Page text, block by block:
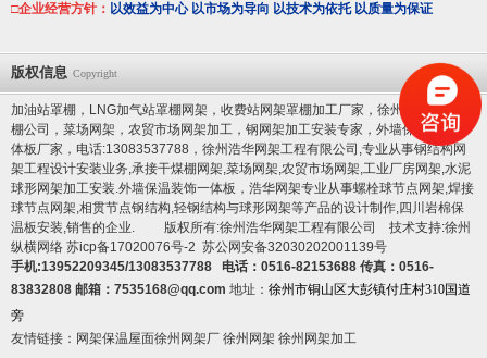
□企业经营方针： 以效益为中心 以市场为导向 以技术为依托 以质量为保证
版权信息 Copyright
加油站罩棚，LNG加气站罩棚网架，收费站网架罩棚加工厂家，徐州浩华网架罩
棚公司，菜场网架，农贸市场网架加工，钢网架加工安装专家， 外墙保温装饰一
体板厂家 ，电话:13083537788，徐州浩华网架工程有限公司,专业从事钢结构网
架工程设计安装业务,承接干煤棚网架,菜场网架,农贸市场网架,工业厂房网架,水泥
球形网架加工安装.外墙保温装饰一体板 ，浩华网架专业从事螺栓球节点网架,焊接
球节点网架,相贯节点钢结构,轻钢结构与球形网架等产品的设计制作,四川岩棉保
温板安装,销售的企业. 版权所有:徐州浩华网架工程有限公司 技术支持:徐州
纵横网络 苏icp备17020076号-2 苏公网安备32030202001139号
手机:13952209345/13083537788 电话：0516-82153688 传真：0516-
83832808 邮箱：7535168@qq.com 地址： 徐州市铜山区大彭镇付庄村310国道
旁
友情链接： 网架保温屋面徐州网架厂 徐州网架 徐州网架加工